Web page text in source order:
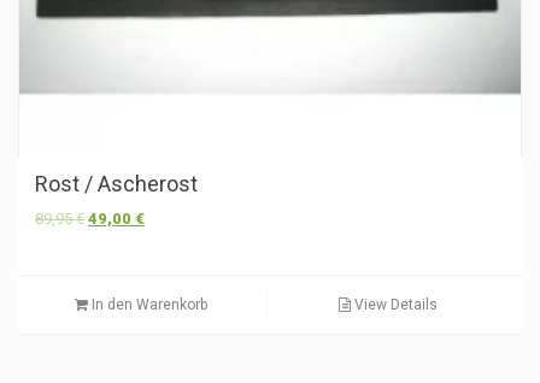
Rost / Ascherost
89,95€ Ursprünglicher
49,00 €Aktueller
In den Warenkorb View Details